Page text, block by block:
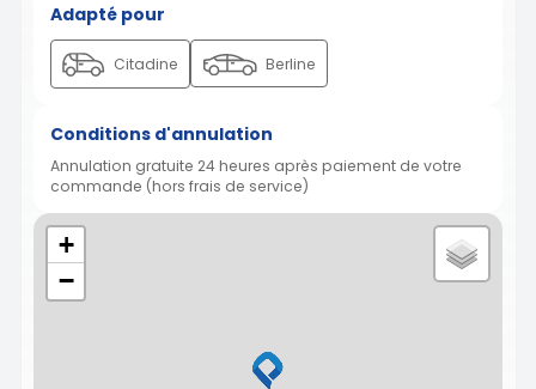
Adapté pour
Citadine Berline
Conditions d'annulation
Annulation gratuite 24 heures après paiement de votre
commande (hors frais de service)
+
−